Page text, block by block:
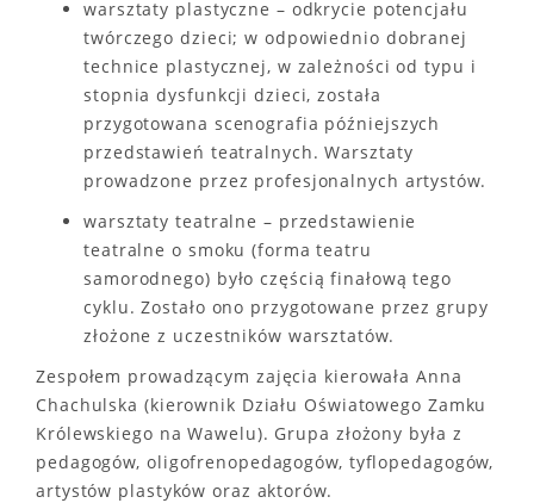
warsztaty plastyczne – odkrycie potencjału
twórczego dzieci; w odpowiednio dobranej
technice plastycznej, w zależności od typu i
stopnia dysfunkcji dzieci, została
przygotowana scenografia późniejszych
przedstawień teatralnych. Warsztaty
prowadzone przez profesjonalnych artystów.
warsztaty teatralne – przedstawienie
teatralne o smoku (forma teatru
samorodnego) było częścią finałową tego
cyklu. Zostało ono przygotowane przez grupy
złożone z uczestników warsztatów.
Zespołem prowadzącym zajęcia kierowała Anna
Chachulska (kierownik Działu Oświatowego Zamku
Królewskiego na Wawelu). Grupa złożony była z
pedagogów, oligofrenopedagogów, tyflopedagogów,
artystów plastyków oraz aktorów.